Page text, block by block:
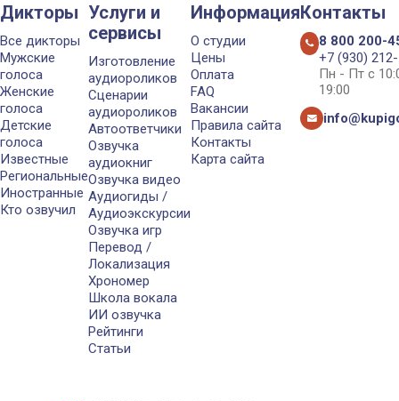
Дикторы
Все дикторы
Мужские
голоса
Женские
голоса
Детские
голоса
Известные
Региональные
Иностранные
Кто озвучил
Услуги и
сервисы
Изготовление
аудиороликов
Сценарии
аудиороликов
Автоответчики
Озвучка
аудиокниг
Озвучка видео
Аудиогиды /
Аудиоэкскурсии
Озвучка игр
Перевод /
Локализация
Хрономер
Школа вокала
ИИ озвучка
Рейтинги
Статьи
Информация
О студии
Цены
Оплата
FAQ
Вакансии
Правила сайта
Контакты
Карта сайта
Контакты
8 800 200-
+7 (930)
Пн - Пт с
19:00